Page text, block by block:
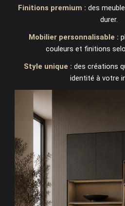
Finitions premium : des
durer.
Mobilier personnalisable :
couleurs et finitions
Style unique : des créations
identité à votre